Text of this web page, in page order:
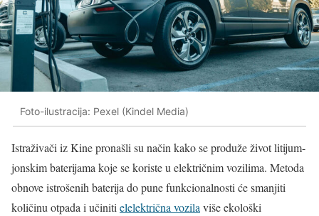
Foto-ilustracija: Pexel (Kindel Media)
Istraživači iz Kine pronašli su način kako se produže život litijum-
jonskim baterijama koje se koriste u električnim vozilima. Metoda
obnove istrošenih baterija do pune funkcionalnosti će smanjiti
količinu otpada i učinitielelektrična vozilaviše ekološki